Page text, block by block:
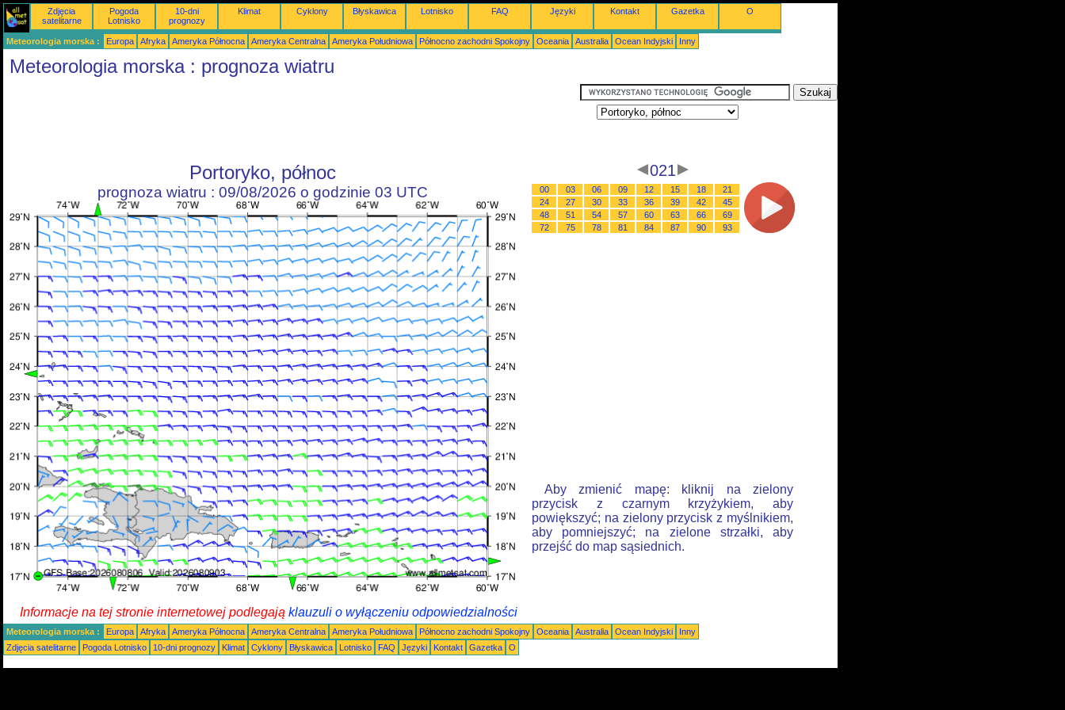
Zdjęcia
satelitarne
Pogoda
Lotnisko
10-dni
prognozy
Klimat Cyklony Błyskawica Lotnisko FAQ Języki Kontakt Gazetka O
Meteorologia morska : Europa Afryka Ameryka Północna Ameryka Centralna Ameryka Południowa Północno zachodni Spokojny Oceania Australia Ocean Indyjski Inny
Meteorologia morska : prognoza wiatru
Portoryko, północ
prognoza wiatru : 09/08/2026 o godzinie 03 UTC
021
00 03 06 09 12 15 18
21
24
27 30 33 36 39 42
45
48
51 54 57 60 63 66
69
72
75 78 81 84 87 90 93
Aby zmienić mapę: kliknij na zielony
przycisk z czarnym krzyżykiem, aby
powiększyć; na zielony przycisk z myślnikiem,
aby pomniejszyć; na zielone strzałki, aby
przejść do map sąsiednich.
Informacje na tej stronie internetowej podlegają klauzuli o wyłączeniu odpowiedzialności
Meteorologia morska : Europa Afryka Ameryka Północna Ameryka Centralna Ameryka Południowa Północno zachodni Spokojny Oceania Australia Ocean Indyjski
Inny
Zdjęcia satelitarne
Pogoda Lotnisko 10-dni prognozy Klimat Cyklony Błyskawica Lotnisko FAQ Języki Kontakt Gazetka O